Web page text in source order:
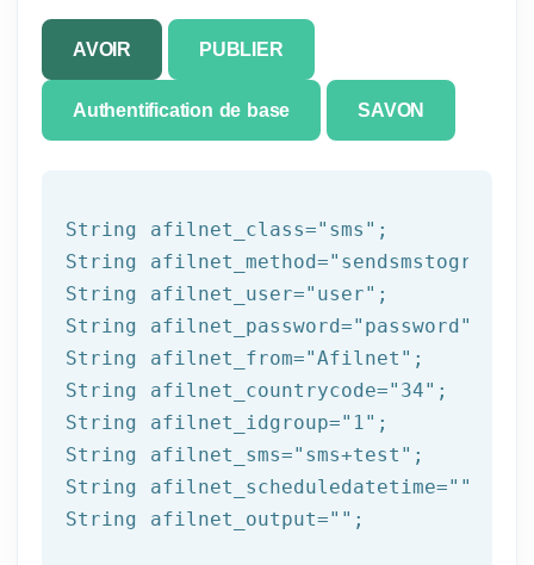
AVOIR PUBLIER
Authentification de base SAVON
String afilnet_class="sms" ;
String afilnet_method="sendsmstogroup"
String afilnet_user="user" ;
String afilnet_password="password"
String afilnet_from="Afilnet" ;
String afilnet_countrycode="34" ;
String afilnet_idgroup="1" ;
String afilnet_sms="sms+test" ;
String afilnet_scheduledatetime=""
String afilnet_output="" ;